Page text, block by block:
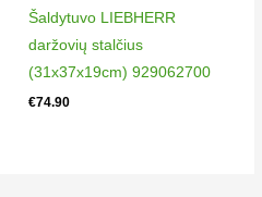
Šaldytuvo LIEBHERR
daržovių stalčius
(31x37x19cm) 929062700
€74.90